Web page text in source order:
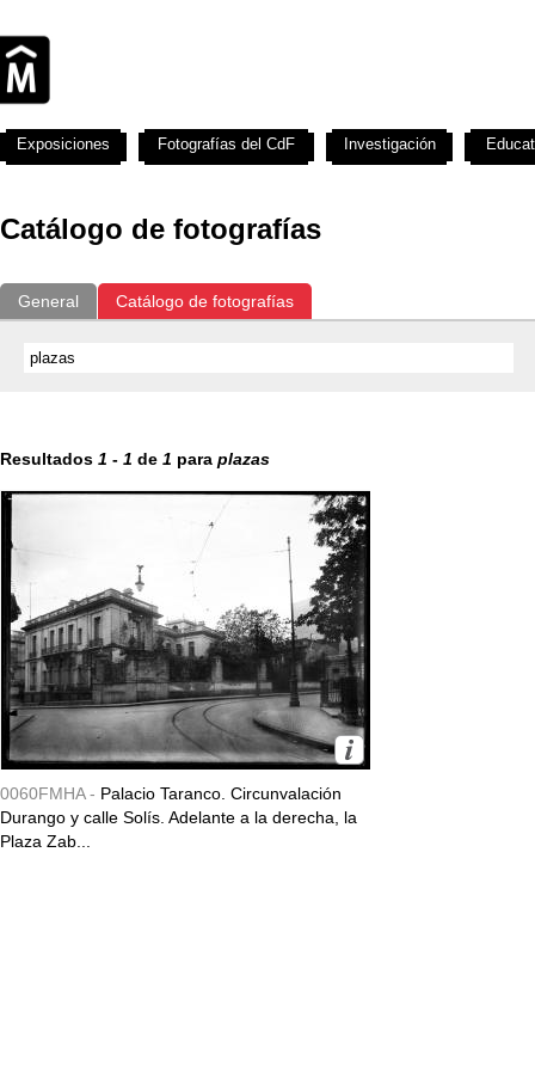
Catálogo de fotografías
General Catálogo de fotografías
Resultados 1 - 1 de 1 para plazas
0060FMHA - Palacio Taranco. Circunvalación
Durango y calle Solís. Adelante a la derecha, la
Plaza Zab...
Exposiciones Fotografías del CdF Investigación